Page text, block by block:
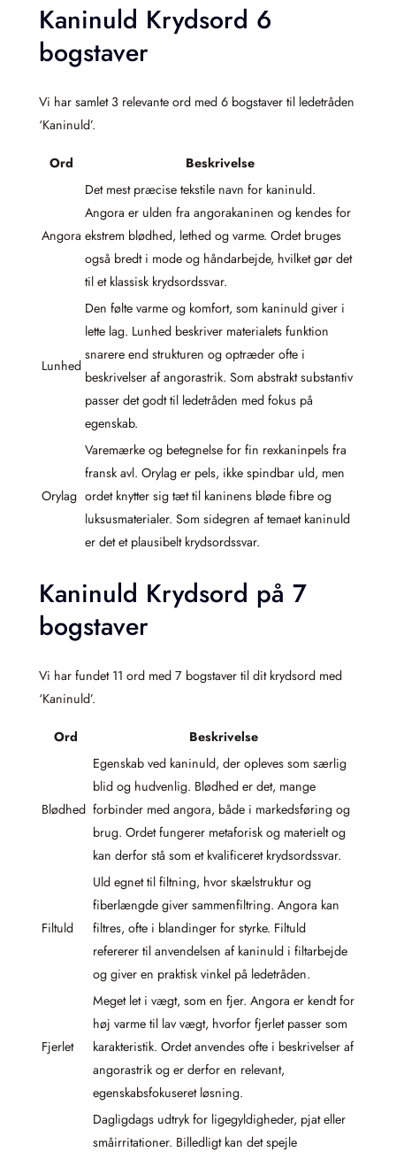
Kaninuld Krydsord 6
bogstaver
Vi har samlet 3 relevante ord med 6 bogstaver til ledetråden
‘Kaninuld’.
Ord Beskrivelse
Angora
Det mest præcise tekstile navn for kaninuld.
Angora er ulden fra angorakaninen og kendes for
ekstrem blødhed, lethed og varme. Ordet bruges
også bredt i mode og håndarbejde, hvilket gør det
til et klassisk krydsordssvar.
Lunhed
Den følte varme og komfort, som kaninuld giver i
lette lag. Lunhed beskriver materialets funktion
snarere end strukturen og optræder ofte i
beskrivelser af angorastrik. Som abstrakt substantiv
passer det godt til ledetråden med fokus på
egenskab.
Orylag
Varemærke og betegnelse for fin rexkaninpels fra
fransk avl. Orylag er pels, ikke spindbar uld, men
ordet knytter sig tæt til kaninens bløde fibre og
luksusmaterialer. Som sidegren af temaet kaninuld
er det et plausibelt krydsordssvar.
Kaninuld Krydsord på 7
bogstaver
Vi har fundet 11 ord med 7 bogstaver til dit krydsord med
‘Kaninuld’.
Ord Beskrivelse
Blødhed
Egenskab ved kaninuld, der opleves som særlig
blid og hudvenlig. Blødhed er det, mange
forbinder med angora, både i markedsføring og
brug. Ordet fungerer metaforisk og materielt og
kan derfor stå som et kvalificeret krydsordssvar.
Filtuld
Uld egnet til filtning, hvor skælstruktur og
fiberlængde giver sammenfiltring. Angora kan
filtres, ofte i blandinger for styrke. Filtuld
refererer til anvendelsen af kaninuld i filtarbejde
og giver en praktisk vinkel på ledetråden.
Fjerlet
Meget let i vægt, som en fjer. Angora er kendt for
høj varme til lav vægt, hvorfor fjerlet passer som
karakteristik. Ordet anvendes ofte i beskrivelser af
angorastrik og er derfor en relevant,
egenskabsfokuseret løsning.
Dagligdags udtryk for ligegyldigheder, pjat eller
småirritationer. Billedligt kan det spejle